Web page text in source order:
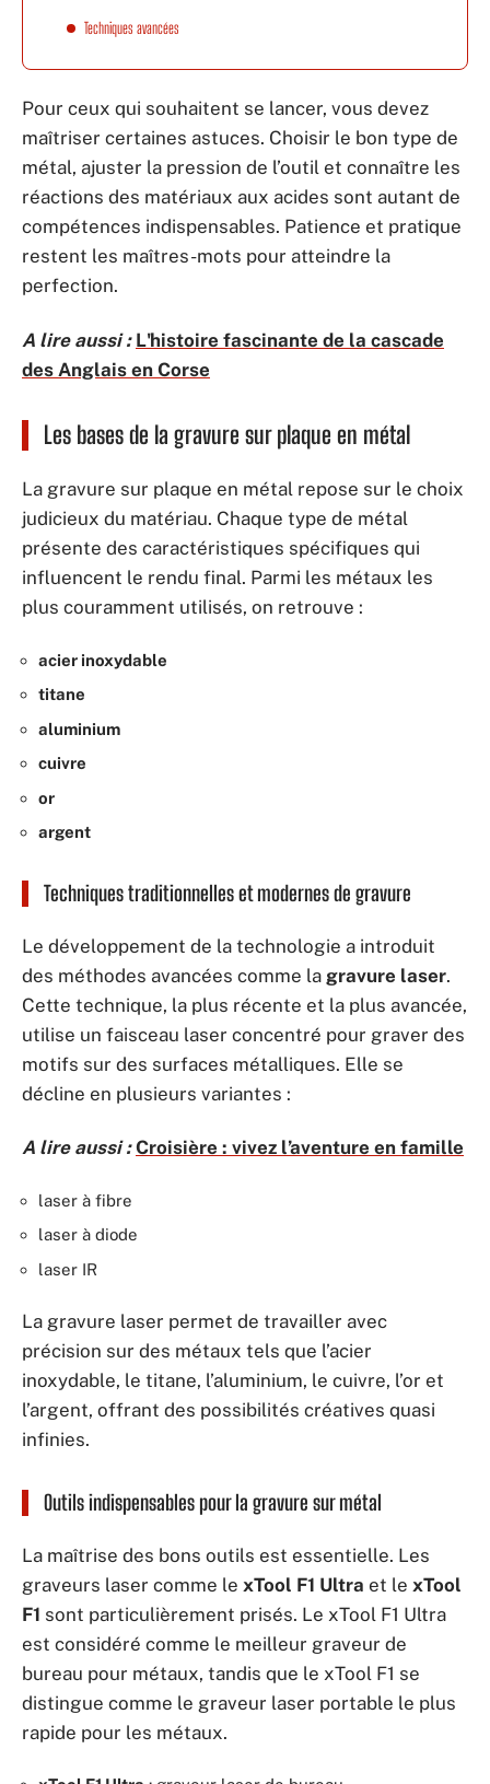
Techniques avancées
Pour ceux qui souhaitent se lancer, vous devez
maîtriser certaines astuces. Choisir le bon type de
métal, ajuster la pression de l’outil et connaître les
réactions des matériaux aux acides sont autant de
compétences indispensables. Patience et pratique
restent les maîtres-mots pour atteindre la
perfection.
A lire aussi : L'histoire fascinante de la cascade
des Anglais en Corse
Les bases de la gravure sur plaque en métal
La gravure sur plaque en métal repose sur le choix
judicieux du matériau. Chaque type de métal
présente des caractéristiques spécifiques qui
influencent le rendu final. Parmi les métaux les
plus couramment utilisés, on retrouve :
acier inoxydable
titane
aluminium
cuivre
or
argent
Techniques traditionnelles et modernes de gravure
Le développement de la technologie a introduit
des méthodes avancées comme la gravure laser.
Cette technique, la plus récente et la plus avancée,
utilise un faisceau laser concentré pour graver des
motifs sur des surfaces métalliques. Elle se
décline en plusieurs variantes :
A lire aussi : Croisière : vivez l’aventure en famille
laser à fibre
laser à diode
laser IR
La gravure laser permet de travailler avec
précision sur des métaux tels que l’acier
inoxydable, le titane, l’aluminium, le cuivre, l’or et
l’argent, offrant des possibilités créatives quasi
infinies.
Outils indispensables pour la gravure sur métal
La maîtrise des bons outils est essentielle. Les
graveurs laser comme le xTool F1 Ultra et le xTool
F1 sont particulièrement prisés. Le xTool F1 Ultra
est considéré comme le meilleur graveur de
bureau pour métaux, tandis que le xTool F1 se
distingue comme le graveur laser portable le plus
rapide pour les métaux.